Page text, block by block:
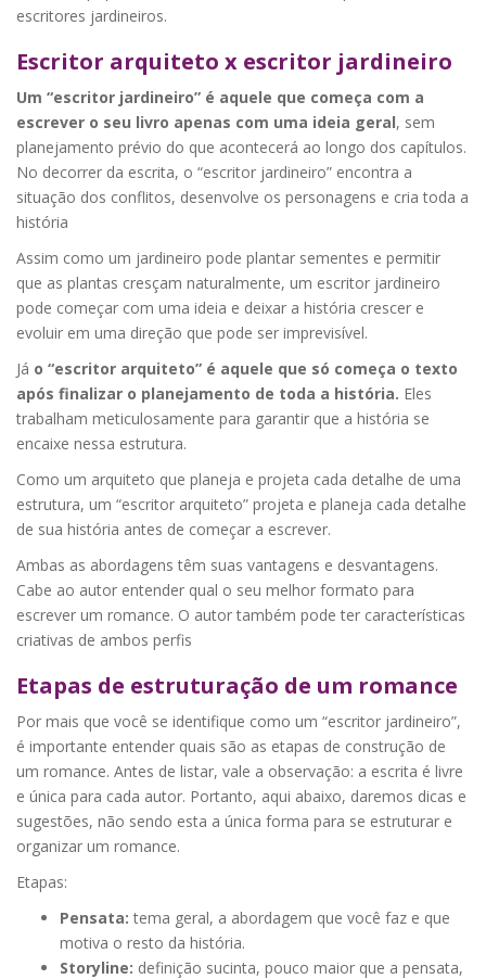
escritores jardineiros.
Escritor arquiteto x escritor jardineiro
Um “escritor jardineiro” é aquele que começa com a
escrever o seu livro apenas com uma ideia geral, sem
planejamento prévio do que acontecerá ao longo dos capítulos.
No decorrer da escrita, o “escritor jardineiro” encontra a
situação dos conflitos, desenvolve os personagens e cria toda a
história
Assim como um jardineiro pode plantar sementes e permitir
que as plantas cresçam naturalmente, um escritor jardineiro
pode começar com uma ideia e deixar a história crescer e
evoluir em uma direção que pode ser imprevisível.
Já o “escritor arquiteto” é aquele que só começa o texto
após finalizar o planejamento de toda a história. Eles
trabalham meticulosamente para garantir que a história se
encaixe nessa estrutura.
Como um arquiteto que planeja e projeta cada detalhe de uma
estrutura, um “escritor arquiteto” projeta e planeja cada detalhe
de sua história antes de começar a escrever.
Ambas as abordagens têm suas vantagens e desvantagens.
Cabe ao autor entender qual o seu melhor formato para
escrever um romance. O autor também pode ter características
criativas de ambos perfis
Etapas de estruturação de um romance
Por mais que você se identifique como um “escritor jardineiro”,
é importante entender quais são as etapas de construção de
um romance. Antes de listar, vale a observação: a escrita é livre
e única para cada autor. Portanto, aqui abaixo, daremos dicas e
sugestões, não sendo esta a única forma para se estruturar e
organizar um romance.
Etapas:
Pensata: tema geral, a abordagem que você faz e que
motiva o resto da história.
Storyline: definição sucinta, pouco maior que a pensata,